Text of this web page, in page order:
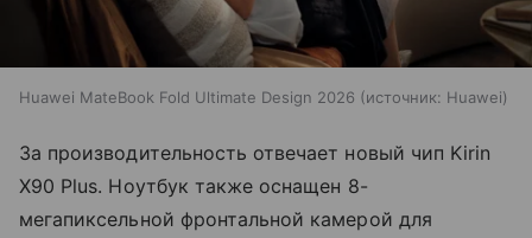
Huawei MateBook Fold Ultimate Design 2026 источник: Huawei
За производительность отвечает новый чип Kirin
X90 Plus. Ноутбук также оснащен 8-
мегапиксельной фронтальной камерой для